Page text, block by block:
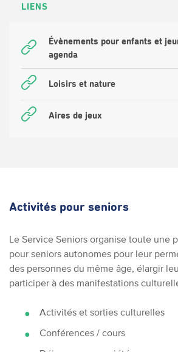
LIENS
Évènements pour enfants et
agenda
Loisirs et nature
Aires de jeux
Activités pour seniors
Le Service Seniors organise toute une
pour seniors autonomes pour leur
des personnes du même âge, élargir
participer à des manifestations
Activités et sorties culturelles
Conférences / cours